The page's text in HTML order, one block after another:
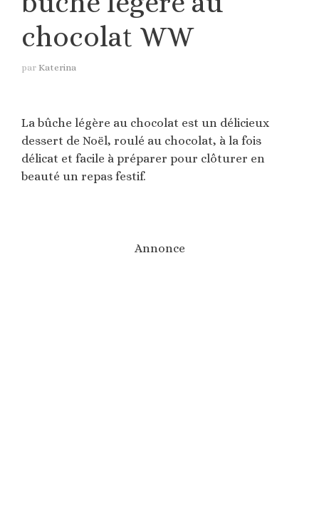
chocolat WW
par Katerina
La bûche légère au chocolat est un délicieux
dessert de Noël, roulé au chocolat, à la fois
délicat et facile à préparer pour clôturer en
beauté un repas festif.
Annonce